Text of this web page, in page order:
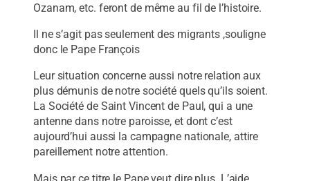
Ozanam, etc. feront de même au fil de l’histoire.
Il ne s’agit pas seulement des migrants ,souligne
donc le Pape François
Leur situation concerne aussi notre relation aux
plus démunis de notre société quels qu’ils soient.
La Société de Saint Vincent de Paul, qui a une
antenne dans notre paroisse, et dont c’est
aujourd’hui aussi la campagne nationale, attire
pareillement notre attention.
Mais par ce titre le Pape veut dire plus. L’aide